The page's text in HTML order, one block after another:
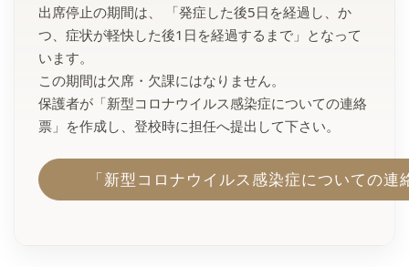
出席停止の期間は、 「発症した後5日を経過し、か
つ、症状が軽快した後1日を経過するまで」となって
います。
この期間は欠席・欠課にはなりません。
保護者が「新型コロナウイルス感染症についての連絡
票」を作成し、登校時に担任へ提出して下さい。
「新型コロナウイルス感染症についての連